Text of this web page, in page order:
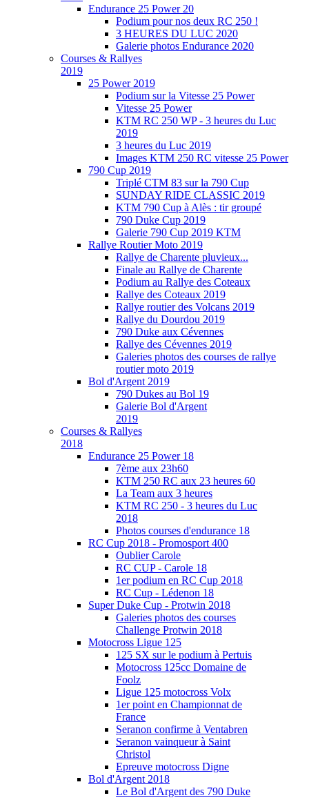
Endurance 25 Power 20
Podium pour nos deux RC 250 !
3 HEURES DU LUC 2020
Galerie photos Endurance 2020
Courses & Rallyes
2019
25 Power 2019
Podium sur la Vitesse 25 Power
Vitesse 25 Power
KTM RC 250 WP - 3 heures du Luc
2019
3 heures du Luc 2019
Images KTM 250 RC vitesse 25 Power
790 Cup 2019
Triplé CTM 83 sur la 790 Cup
SUNDAY RIDE CLASSIC 2019
KTM 790 Cup à Alès : tir groupé
790 Duke Cup 2019
Galerie 790 Cup 2019 KTM
Rallye Routier Moto 2019
Rallye de Charente pluvieux...
Finale au Rallye de Charente
Podium au Rallye des Coteaux
Rallye des Coteaux 2019
Rallye routier des Volcans 2019
Rallye du Dourdou 2019
790 Duke aux Cévennes
Rallye des Cévennes 2019
Galeries photos des courses de rallye
routier moto 2019
Bol d'Argent 2019
790 Dukes au Bol 19
Galerie Bol d'Argent
2019
Courses & Rallyes
2018
Endurance 25 Power 18
7ème aux 23h60
KTM 250 RC aux 23 heures 60
La Team aux 3 heures
KTM RC 250 - 3 heures du Luc
2018
Photos courses d'endurance 18
RC Cup 2018 - Promosport 400
Oublier Carole
RC CUP - Carole 18
1er podium en RC Cup 2018
RC Cup - Lédenon 18
Super Duke Cup - Protwin 2018
Galeries photos des courses
Challenge Protwin 2018
Motocross Ligue 125
125 SX sur le podium à Pertuis
Motocross 125cc Domaine de
Foolz
Ligue 125 motocross Volx
1er point en Championnat de
France
Seranon confirme à Ventabren
Seranon vainqueur à Saint
Christol
Epreuve motocross Digne
Bol d'Argent 2018
Le Bol d'Argent des 790 Duke